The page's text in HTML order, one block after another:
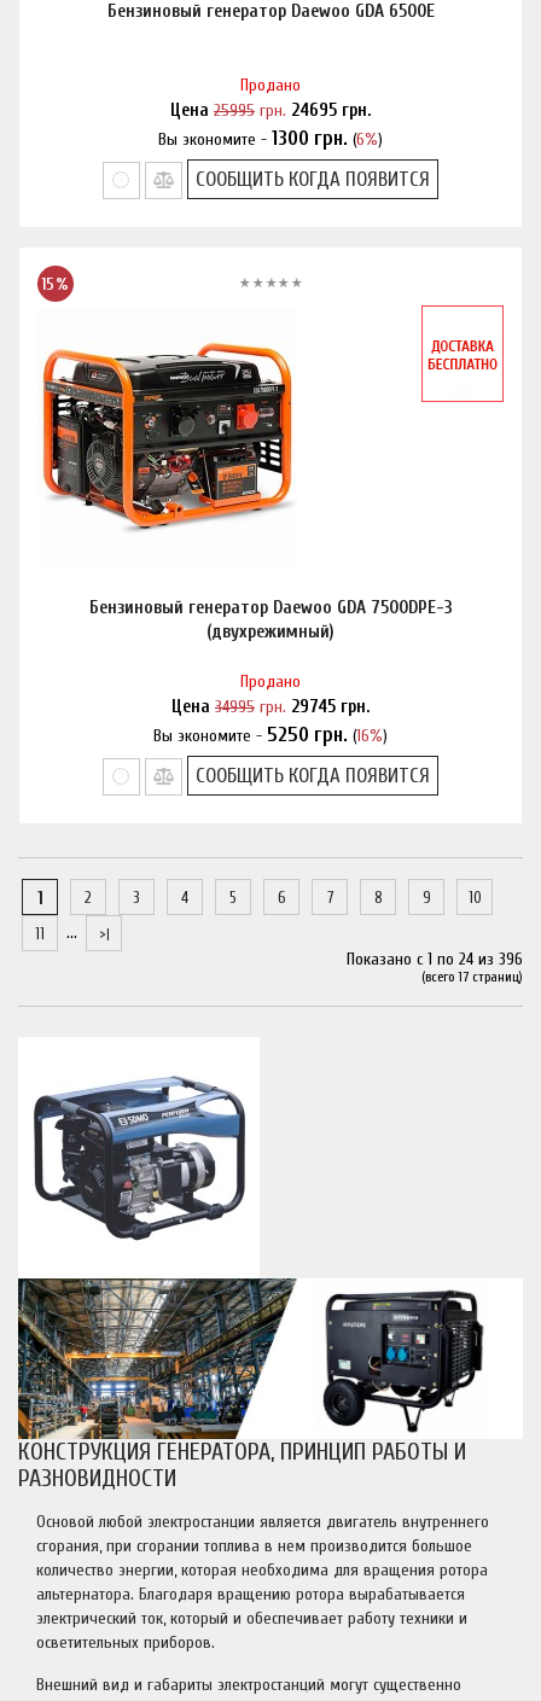
Бензиновый генератор Daewoo GDA 6500E
Продано
Цена 25995 грн. 24695 грн.
Вы экономите - 1300 грн. (6%)
Нашли дешевле?
СООБЩИТЬ КОГДА ПОЯВИТСЯ
15%
Бензиновый генератор Daewoo GDA 7500DPE-3
(двухрежимный)
Продано
Цена 34995 грн. 29745 грн.
Вы экономите - 5250 грн. (16%)
Нашли дешевле?
СООБЩИТЬ КОГДА ПОЯВИТСЯ
1 2 3 4 5 6 7 8 9
10
11
...
Показано с 1 по 24 из 396
(всего 17 страниц)
КОНСТРУКЦИЯ ГЕНЕРАТОРА, ПРИНЦИП РАБОТЫ И
РАЗНОВИДНОСТИ
Основой любой электростанции является двигатель внутреннего
сгорания, при сгорании топлива в нем производится большое
количество энергии, которая необходима для вращения ротора
альтернатора. Благодаря вращению ротора вырабатывается
электрический ток, который и обеспечивает работу техники и
осветительных приборов.
Внешний вид и габариты электростанций могут существенно